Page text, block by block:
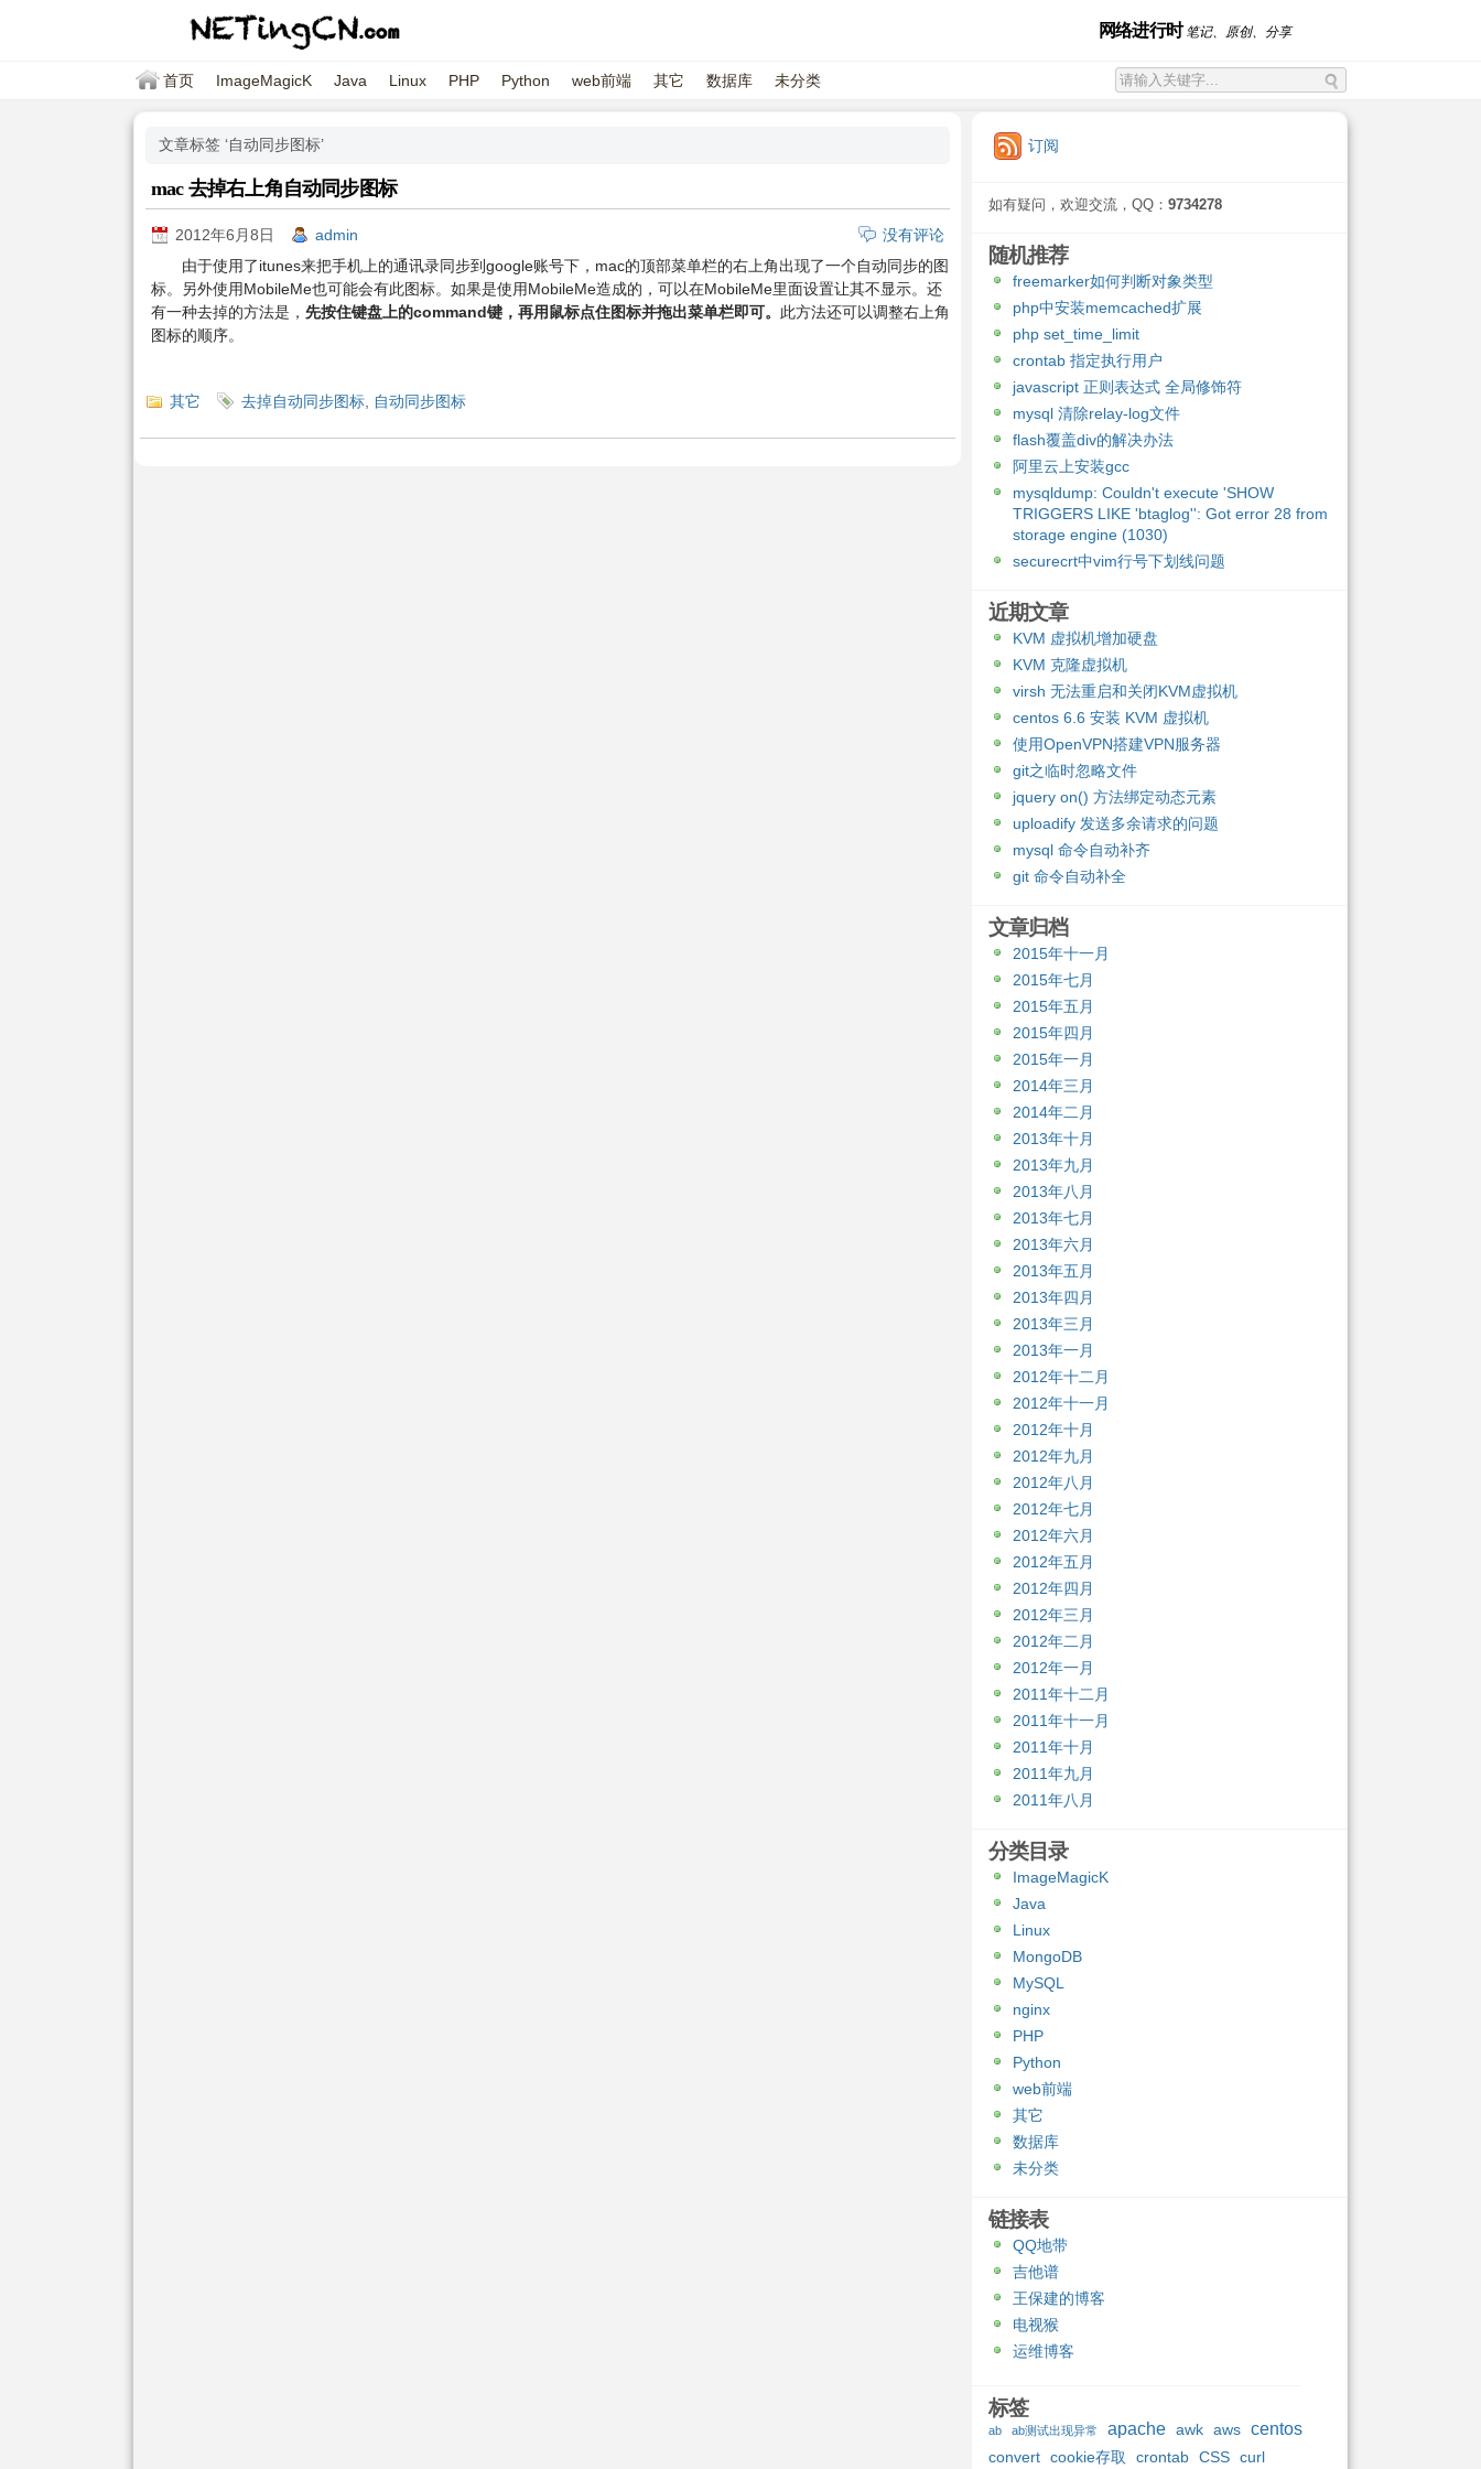
网络进行时笔记、原创、分享
首页 ImageMagicK Java Linux PHP Python web前端 其它 数据库 未分类
文章标签 ‘自动同步图标’
mac 去掉右上角自动同步图标
2012年6月8日 admin
没有评论
由于使用了itunes来把手机上的通讯录同步到google账号下，mac的顶部菜单栏的右上角出现了一个自动同步的图
标。另外使用MobileMe也可能会有此图标。如果是使用MobileMe造成的，可以在MobileMe里面设置让其不显示。还
有一种去掉的方法是， 先按住键盘上的command键，再用鼠标点住图标并拖出菜单栏即可。 此方法还可以调整右上角
图标的顺序。
其它 去掉自动同步图标 自动同步图标
订阅
如有疑问，欢迎交流，QQ： 9734278
随机推荐
freemarker如何判断对象类型
php中安装memcached扩展
php set_time_limit
crontab 指定执行用户
javascript 正则表达式 全局修饰符
mysql 清除relay-log文件
flash覆盖div的解决办法
阿里云上安装gcc
mysqldump: Couldn't execute 'SHOW
TRIGGERS LIKE 'btaglog'': Got error 28 from
storage engine (1030)
securecrt中vim行号下划线问题
近期文章
KVM 虚拟机增加硬盘
KVM 克隆虚拟机
virsh 无法重启和关闭KVM虚拟机
centos 6.6 安装 KVM 虚拟机
使用OpenVPN搭建VPN服务器
git之临时忽略文件
jquery on() 方法绑定动态元素
uploadify 发送多余请求的问题
mysql 命令自动补齐
git 命令自动补全
文章归档
2015年十一月
2015年七月
2015年五月
2015年四月
2015年一月
2014年三月
2014年二月
2013年十月
2013年九月
2013年八月
2013年七月
2013年六月
2013年五月
2013年四月
2013年三月
2013年一月
2012年十二月
2012年十一月
2012年十月
2012年九月
2012年八月
2012年七月
2012年六月
2012年五月
2012年四月
2012年三月
2012年二月
2012年一月
2011年十二月
2011年十一月
2011年十月
2011年九月
2011年八月
分类目录
ImageMagicK
Java
Linux
MongoDB
MySQL
nginx
PHP
Python
web前端
其它
数据库
未分类
链接表
QQ地带
吉他谱
王保建的博客
电视猴
运维博客
标签
ab ab测试出现异常 apache awk aws centos
convert cookie存取 crontab CSS curl